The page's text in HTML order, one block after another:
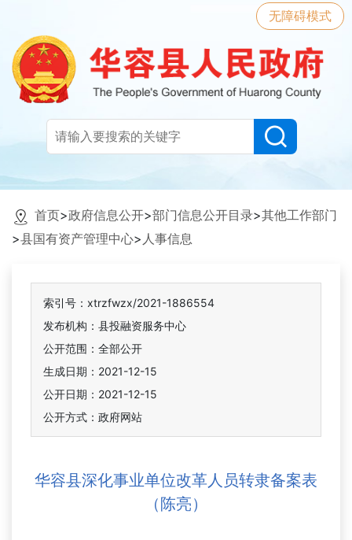
无障碍模式
首页>政府信息公开>部门信息公开目录>其他工作部门
>县国有资产管理中心> 人事信息
索引号：xtrzfwzx/2021-1886554
发布机构：县投融资服务中心
公开范围：全部公开
生成日期：2021-12-15
公开日期：2021-12-15
公开方式：政府网站
华容县深化事业单位改革人员转隶备案表
（陈亮）